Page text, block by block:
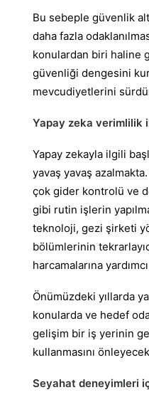
Bu sebeple güvenlik
daha fazla
konulardan biri haline
güvenliği dengesini
mevcudiyetlerini
Yapay zeka verimlilik
Yapay zekayla ilgili
yavaş yavaş
çok gider kontrolü ve
gibi rutin işlerin
teknoloji, gezi şirketi
bölümlerinin
harcamalarına
Önümüzdeki yıllarda
konularda ve hedef
gelişim bir iş yerinin
kullanmasını
Seyahat deneyimleri